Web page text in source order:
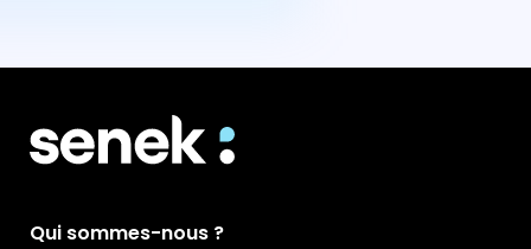
Qui sommes-nous ?